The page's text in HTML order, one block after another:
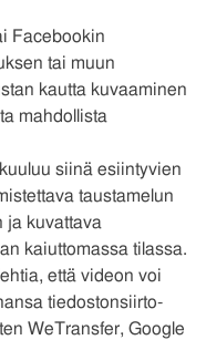
Facebookin
tai muun
kautta kuvaaminen
mahdollista
siinä esiintyvien
taustamelun
ja kuvattava
kaiuttomassa tilassa.
että videon voi
tiedostonsiirto-
WeTransfer, Google